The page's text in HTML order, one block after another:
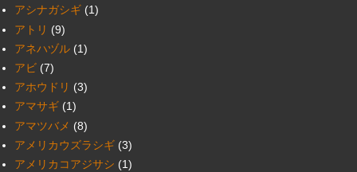
アシナガシギ (1)
アトリ (9)
アネハヅル (1)
アビ (7)
アホウドリ (3)
アマサギ (1)
アマツバメ (8)
アメリカウズラシギ (3)
アメリカコアジサシ (1)